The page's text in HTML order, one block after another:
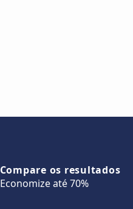
Compare os resultados
Economize até 70%